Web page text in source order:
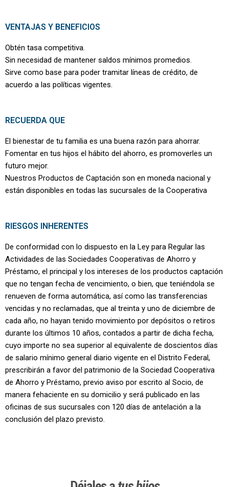
VENTAJAS Y BENEFICIOS
Obtén tasa competitiva.
Sin necesidad de mantener saldos mínimos promedios.
Sirve como base para poder tramitar líneas de crédito, de
acuerdo a las políticas vigentes.
RECUERDA QUE
El bienestar de tu familia es una buena razón para ahorrar.
Fomentar en tus hijos el hábito del ahorro, es promoverles un
futuro mejor.
Nuestros Productos de Captación son en moneda nacional y
están disponibles en todas las sucursales de la Cooperativa
RIESGOS INHERENTES
De conformidad con lo dispuesto en la Ley para Regular las
Actividades de las Sociedades Cooperativas de Ahorro y
Préstamo, el principal y los intereses de los productos captación
que no tengan fecha de vencimiento, o bien, que teniéndola se
renueven de forma automática, así como las transferencias
vencidas y no reclamadas, que al treinta y uno de diciembre de
cada año, no hayan tenido movimiento por depósitos o retiros
durante los últimos 10 años, contados a partir de dicha fecha,
cuyo importe no sea superior al equivalente de doscientos días
de salario mínimo general diario vigente en el Distrito Federal,
prescribirán a favor del patrimonio de la Sociedad Cooperativa
de Ahorro y Préstamo, previo aviso por escrito al Socio, de
manera fehaciente en su domicilio y será publicado en las
oficinas de sus sucursales con 120 días de antelación a la
conclusión del plazo previsto.